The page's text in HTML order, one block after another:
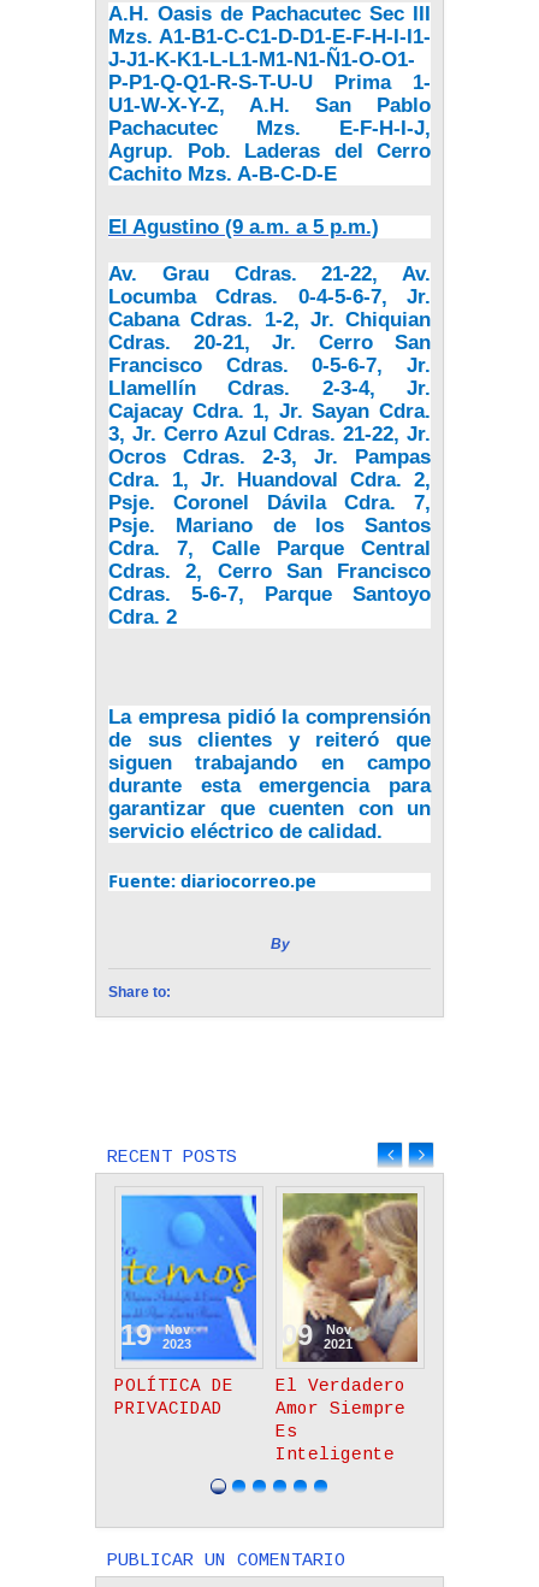
A.H. Oasis de Pachacutec Sec III
Mzs. A1-B1-C-C1-D-D1-E-F-H-I-I1-
J-J1-K-K1-L-L1-M1-N1-Ñ1-O-O1-
P-P1-Q-Q1-R-S-T-U-U Prima 1-
U1-W-X-Y-Z, A.H. San Pablo
Pachacutec Mzs. E-F-H-I-J,
Agrup. Pob. Laderas del Cerro
Cachito Mzs. A-B-C-D-E
El Agustino (9 a.m. a 5 p.m.)
Av. Grau Cdras. 21-22, Av.
Locumba Cdras. 0-4-5-6-7, Jr.
Cabana Cdras. 1-2, Jr. Chiquian
Cdras. 20-21, Jr. Cerro San
Francisco Cdras. 0-5-6-7, Jr.
Llamellín Cdras. 2-3-4, Jr.
Cajacay Cdra. 1, Jr. Sayan Cdra.
3, Jr. Cerro Azul Cdras. 21-22, Jr.
Ocros Cdras. 2-3, Jr. Pampas
Cdra. 1, Jr. Huandoval Cdra. 2,
Psje. Coronel Dávila Cdra. 7,
Psje. Mariano de los Santos
Cdra. 7, Calle Parque Central
Cdras. 2, Cerro San Francisco
Cdras. 5-6-7, Parque Santoyo
Cdra. 2
La empresa pidió la comprensión
de sus clientes y reiteró que
siguen trabajando en campo
durante esta emergencia para
garantizar que cuenten con un
servicio eléctrico de calidad.
Fuente: diariocorreo.pe
By
Share to:
RECENT POSTS
El Verdadero
Amor Siempre
09
Nov
2021
Limites En El
Noviazgo
Cristiano -
Reflexión
08
Nov
2021
PUBLICAR UN COMENTARIO